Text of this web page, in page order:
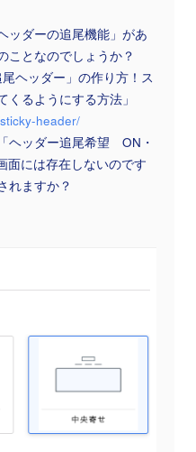
ッダーの追尾機能」があ
ことなのでしょうか？
ヘッダー」の作り方！ス
くるようにする方法」
header/
ヘッダー追尾希望 ON・
面には存在しないのです
れますか？